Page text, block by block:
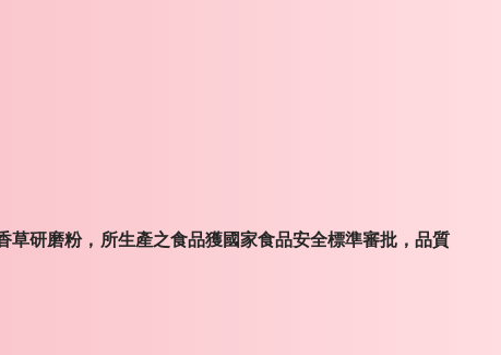
研磨粉，所生產之食品獲國家食品安全標準審批，品質